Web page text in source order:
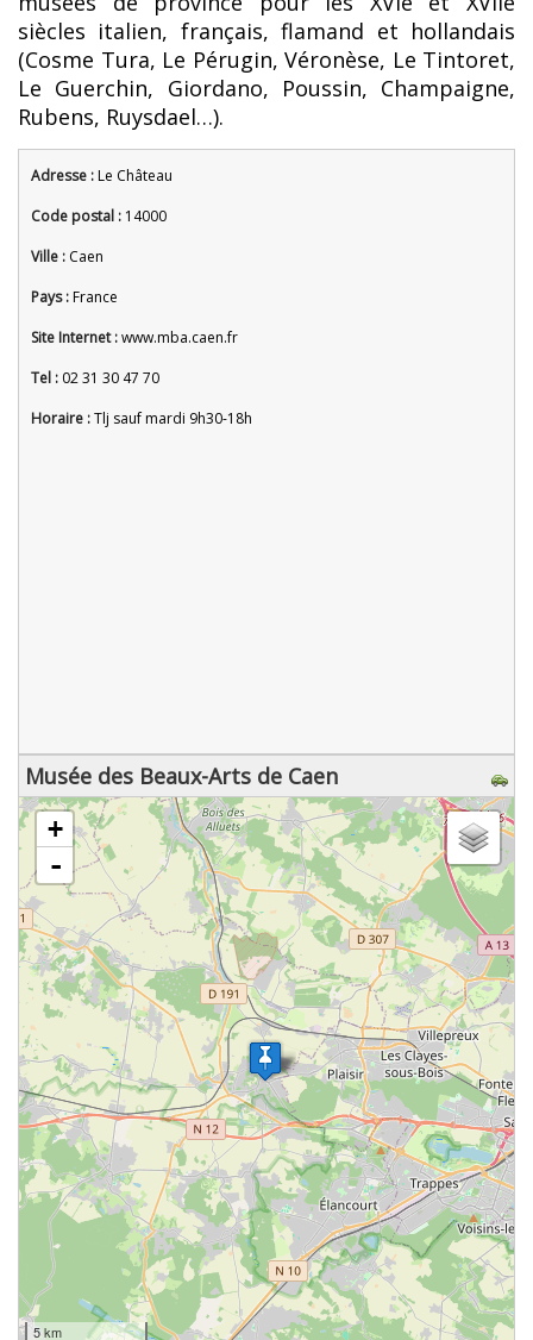
siècles italien, français, flamand et hollandais
(Cosme Tura, Le Pérugin, Véronèse, Le Tintoret,
Le Guerchin, Giordano, Poussin, Champaigne,
Rubens, Ruysdael…).
Adresse :Le Château
Code postal : 14000
Ville : Caen
Pays :France
Site Internet :www.mba.caen.fr
Tel : 02 31 30 47 70
Horaire :Tlj sauf mardi 9h30-18h
Musée des Beaux-Arts de Caen
chargement de la carte - veuillez patienter...
+
-
5 km